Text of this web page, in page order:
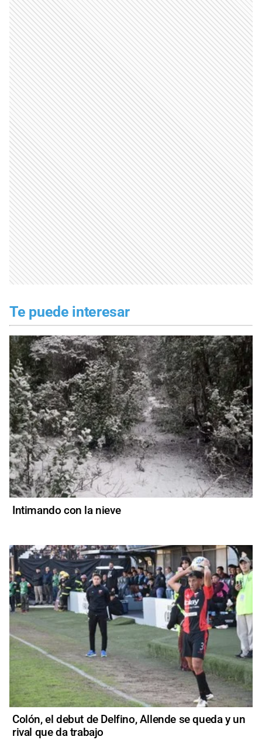
Te puede interesar
Intimando con la nieve
Colón, el debut de Delfino, Allende se queda y un
rival que da trabajo